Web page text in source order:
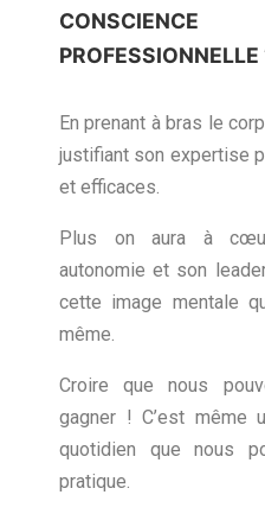
PROFESSIONNELLE
En prenant à bras le
justifiant son expertise
et efficaces.
Plus on aura à
autonomie et son
cette image mentale
même.
Croire que nous
gagner ! C’est même
quotidien que nous
pratique.